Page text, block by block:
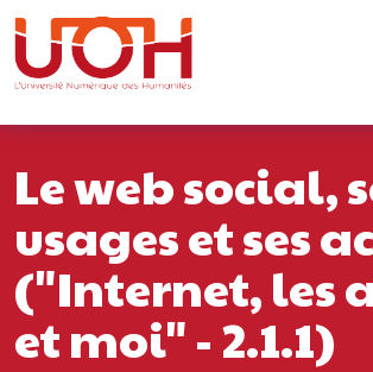
Passer au contenu
Navigation principale
Le web social,
usages et ses
("Internet, les
et moi" - 2.1.1)